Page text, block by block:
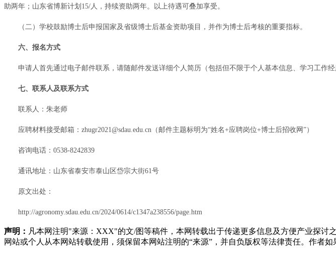
助两年；山东省博新计划15/人，持续资助两年。以上待遇可叠加享受。
（二）学校鼓励博士后申报国家及省级博士后基金资助项目，并作为博士后考核的重要指标。
六、报名方式
申请人首先通过电子邮件联系，请随邮件发送详细个人简历（包括但不限于个人基本信息、学习工作经
七、联系人及联系方式
联系人：朱老师
应聘材料接受邮箱：zhugr2021@sdau.edu.cn（邮件主题标明为“姓名+应聘岗位+博士后招收网”）
咨询电话：0538-8242839
通讯地址：山东省泰安市泰山区岱宗大街61号
原文出处：
http://agronomy.sdau.edu.cn/2024/0614/c1347a238556/page.htm
声明： 凡本网注明"来源：XXX"的文/图等稿件，本网转载出于传递更多信息及方便产业探讨
网站或个人从本网站转载使用，须保留本网站注明的“来源”，并自负版权等法律责任。作者